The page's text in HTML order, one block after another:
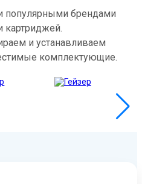
популярными брендами
картриджей.
и устанавливаем
комплектующие.